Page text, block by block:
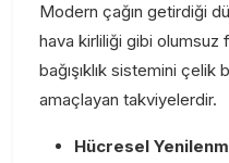
Modern çağın getirdiği
hava kirliliği gibi olumsuz
bağışıklık sistemini çelik
amaçlayan takviyelerdir.
Hücresel